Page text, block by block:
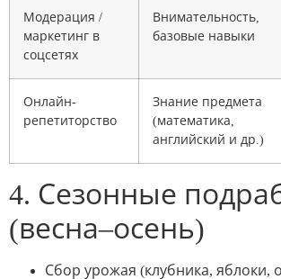
Модерация /
маркетинг в
соцсетях
Внимательность,
базовые навыки
Онлайн-
репетиторство
Знание предмета
(математика,
английский и др.)
4. Сезонные
(весна–осень)
Сбор урожая (клубника,